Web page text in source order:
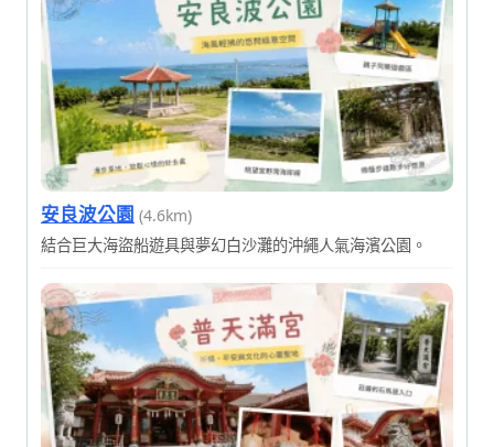
安良波公園 (4.6km)
結合巨大海盜船遊具與夢幻白沙灘的沖繩人氣海濱公園。